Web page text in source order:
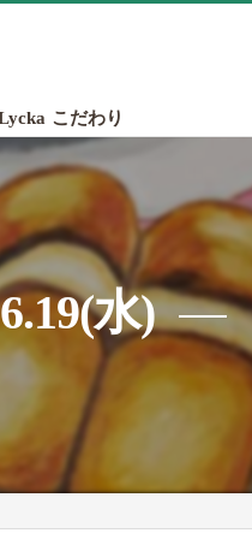
こだわり
6.19(水)